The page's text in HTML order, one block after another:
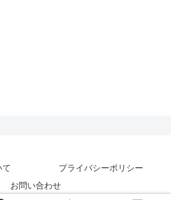
て
プライバシーポリシー
お問い合わせ